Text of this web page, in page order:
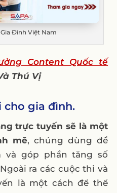
Đình Việt Nam
Content Quốc tế
Thú Vị
cho gia đình.
trực tuyến sẽ là một
mẽ, chúng dùng để
và góp phần tăng số
ra các cuộc thi và
là một cách để thể